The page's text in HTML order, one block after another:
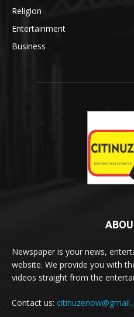
Religion
Entertainment
Business
Newspaper is your news,
website. We provide you with
videos straight from the
Contact us: